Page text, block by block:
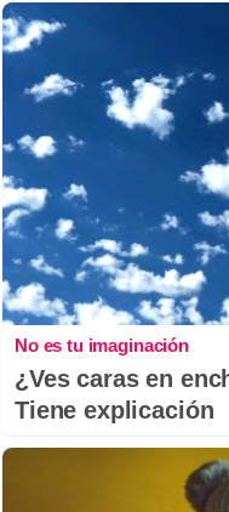
No es tu imaginación
¿Ves caras en
Tiene explicación